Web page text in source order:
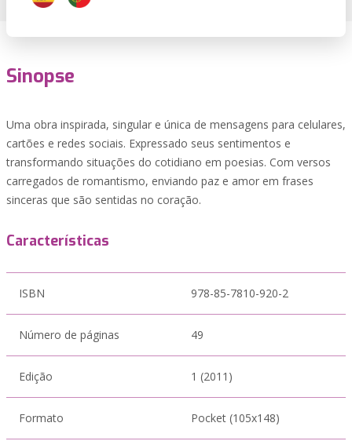
Sinopse
Uma obra inspirada, singular e única de mensagens para celulares,
cartões e redes sociais. Expressado seus sentimentos e
transformando situações do cotidiano em poesias. Com versos
carregados de romantismo, enviando paz e amor em frases
sinceras que são sentidas no coração.
Características
ISBN 978-85-7810-920-2
Número de páginas 49
Edição 1 (2011)
Formato Pocket (105x148)